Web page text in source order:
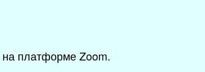
на платформе Zoom.